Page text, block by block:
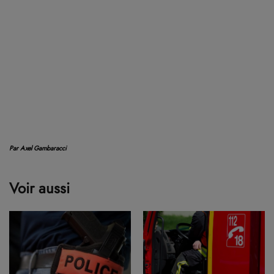
Par Axel Gambaracci
Voir aussi